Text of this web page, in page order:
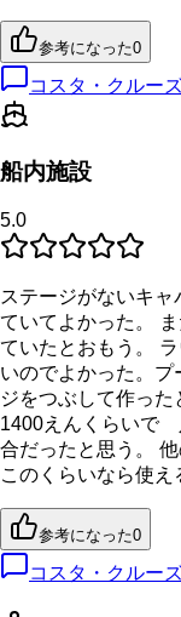
参考になった0
コスタ・クルー
船内施設
5.0
ステージがないキ
ていてよかった。
ていたとおもう。
いのでよかった。
ジをつぶして作っ
1400えんくらいで
合だったと思う。
このくらいなら使え
参考になった0
コスタ・クルー